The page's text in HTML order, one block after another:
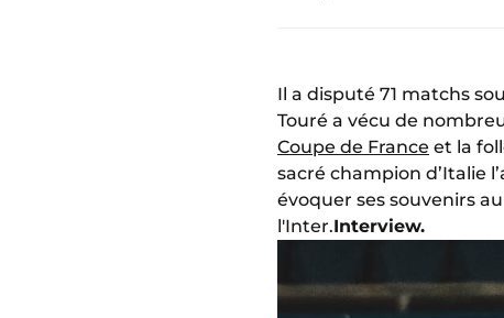
Il a disputé 71 matchs
Touré a vécu de
Coupe de France et la
sacré champion d’Italie
évoquer ses souvenirs
l'Inter.Interview.